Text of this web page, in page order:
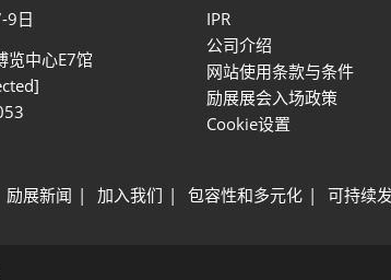
9日
览中心E7馆
IPR
公司介绍
网站使用条款与条件
励展展会入场政策
Cookie设置
励展新闻 加入我们 包容性和多元化 可持续